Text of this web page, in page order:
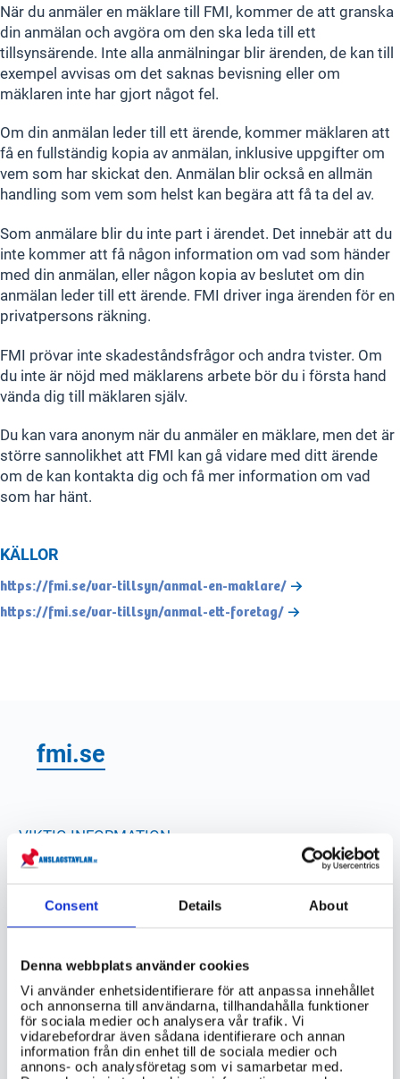
Consent Details About
Denna webbplats använder cookies
Vi använder enhetsidentifierare för att anpassa innehållet
och annonserna till användarna, tillhandahålla funktioner
för sociala medier och analysera vår trafik. Vi
vidarebefordrar även sådana identifierare och annan
information från din enhet till de sociala medier och
annons- och analysföretag som vi samarbetar med.
När du anmäler en mäklare till FMI, kommer de att granska
din anmälan och avgöra om den ska leda till ett
tillsynsärende. Inte alla anmälningar blir ärenden, de kan till
exempel avvisas om det saknas bevisning eller om
mäklaren inte har gjort något fel.
Om din anmälan leder till ett ärende, kommer mäklaren att
få en fullständig kopia av anmälan, inklusive uppgifter om
vem som har skickat den. Anmälan blir också en allmän
handling som vem som helst kan begära att få ta del av.
Som anmälare blir du inte part i ärendet. Det innebär att du
inte kommer att få någon information om vad som händer
med din anmälan, eller någon kopia av beslutet om din
anmälan leder till ett ärende. FMI driver inga ärenden för en
privatpersons räkning.
FMI prövar inte skadeståndsfrågor och andra tvister. Om
du inte är nöjd med mäklarens arbete bör du i första hand
vända dig till mäklaren själv.
Du kan vara anonym när du anmäler en mäklare, men det är
större sannolikhet att FMI kan gå vidare med ditt ärende
om de kan kontakta dig och få mer information om vad
som har hänt.
KÄLLOR
https://fmi.se/var-tillsyn/anmal-en-maklare/
https://fmi.se/var-tillsyn/anmal-ett-foretag/
fmi.se
VIKTIG INFORMATION
hantera anmälningar mot mäklare i
Vad händer med en anmälan mot en
mäklare efter att den har lämnats in?
Finns det någon statistik tillgänglig om
antalet anmälningar mot mäklare i
Sverige?